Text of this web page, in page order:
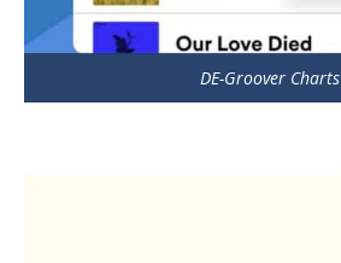
DE-Groover Charts